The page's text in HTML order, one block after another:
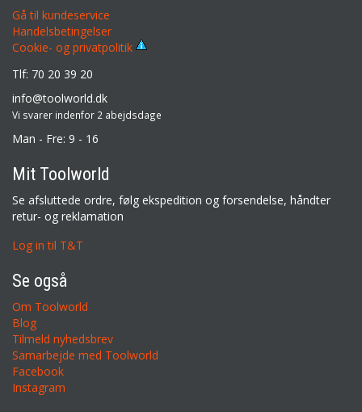
Gå til kundeservice
Handelsbetingelser
Cookie- og privatpolitik
Tlf: 70 20 39 20
info@toolworld.dk
Vi svarer indenfor 2 abejdsdage
Man - Fre: 9 - 16
Mit Toolworld
Se afsluttede ordre, følg ekspedition og forsendelse, håndter
retur- og reklamation
Log in til T&T
Se også
Om Toolworld
Blog
Tilmeld nyhedsbrev
Samarbejde med Toolworld
Facebook
Instagram